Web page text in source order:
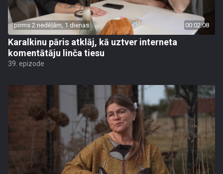
pirms 2 nedēļām, 1 dienas 00:02:08
Karalkinu pāris atklāj, kā uztver interneta
komentātāju linča tiesu
39. epizode